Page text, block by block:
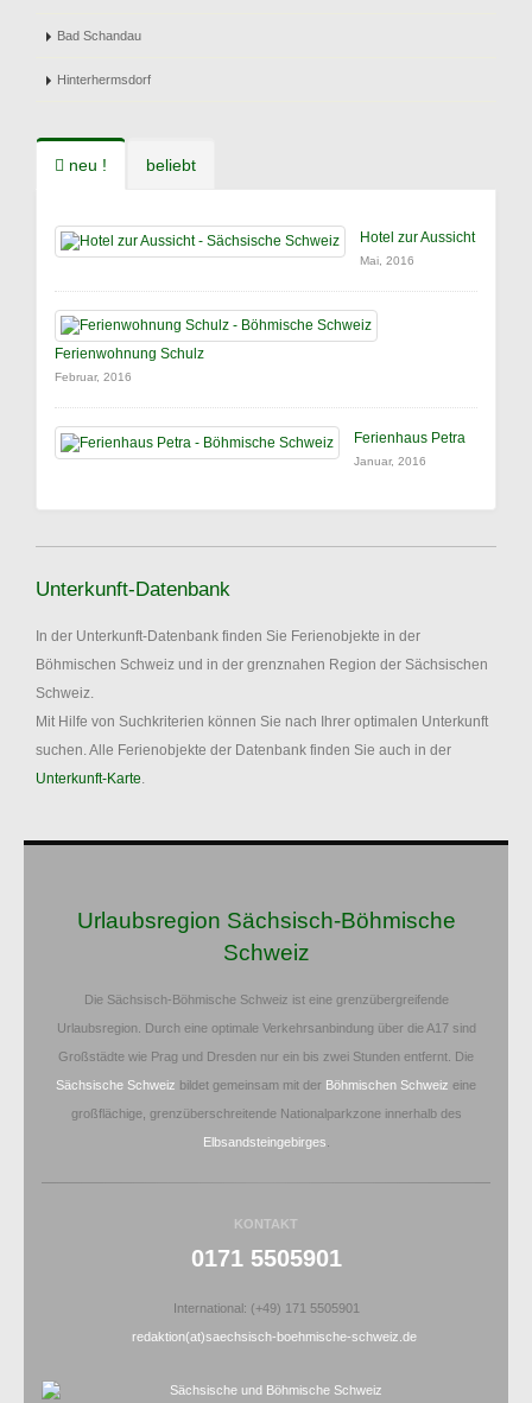
Bad Schandau
Hinterhermsdorf
neu ! beliebt
Hotel zur Aussicht
Mai, 2016
Ferienwohnung Schulz
Februar, 2016
Ferienhaus Petra
Januar, 2016
Unterkunft-Datenbank
In der Unterkunft-Datenbank finden Sie Ferienobjekte in der
Böhmischen Schweiz und in der grenznahen Region der Sächsischen
Schweiz.
Mit Hilfe von Suchkriterien können Sie nach Ihrer optimalen Unterkunft
suchen. Alle Ferienobjekte der Datenbank finden Sie auch in der
Unterkunft-Karte.
Urlaubsregion Sächsisch-Böhmische
Schweiz
Die Sächsisch-Böhmische Schweiz ist eine grenzübergreifende
Urlaubsregion. Durch eine optimale Verkehrsanbindung über die A17 sind
Großstädte wie Prag und Dresden nur ein bis zwei Stunden entfernt. Die
Sächsische Schweiz bildet gemeinsam mit der Böhmischen Schweiz eine
großflächige, grenzüberschreitende Nationalparkzone innerhalb des
Elbsandsteingebirges
KONTAKT
0171 5505901
International: (+49) 171 5505901
redaktion(at)saechsisch-boehmische-schweiz.de